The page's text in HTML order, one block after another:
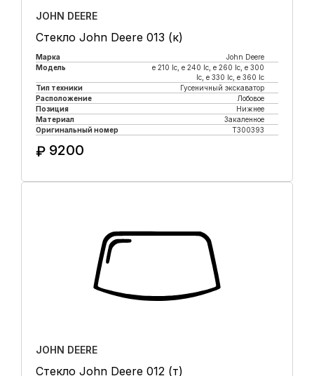
JOHN DEERE
Стекло John Deere 013 (к)
Марка
John Deere
Модель
e 210 lc, е 240 lc, e 260 lc, e 300
lc, e 330 lc, e 360 lc
Тип техники
Гусеничный экскаватор
Расположение
Лобовое
Позиция
Нижнее
Материал
Закаленное
Оригинальный номер
T300393
₽ 9200
JOHN DEERE
Стекло John Deere 012 (т)